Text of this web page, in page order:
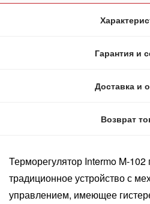
Гарантия и
Доставка и
Возврат
Терморегулятор Intermo M-102
традиционное устройство с
управлением, имеющее